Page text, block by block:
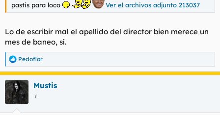
pastis para loco Ver el archivos adjunto 213037
Lo de escribir mal el apellido del director bien merece un
mes de baneo, sí.
R
e
a
c
c
i
Pedoflor
Mustis
☿